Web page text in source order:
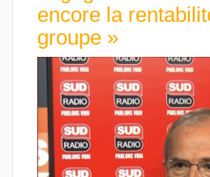
encore la
groupe »